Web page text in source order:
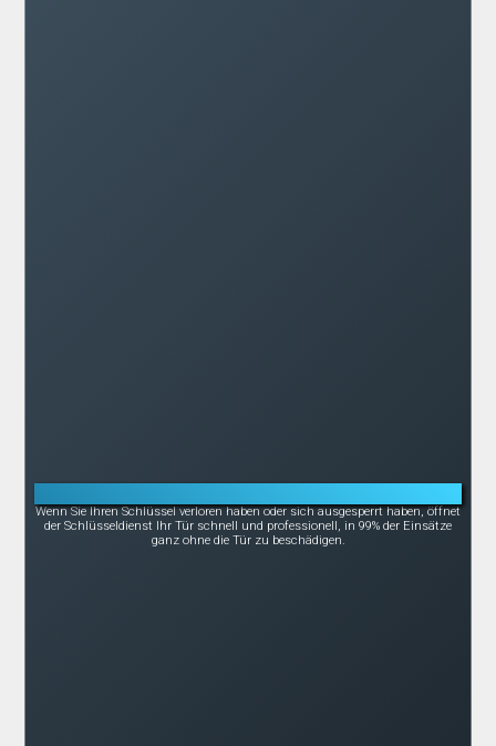
Wenn Sie Ihren Schlüssel verloren haben oder sich ausgesperrt haben, öffnet
der Schlüsseldienst Ihr Tür schnell und professionell, in 99% der Einsätze
ganz ohne die Tür zu beschädigen.